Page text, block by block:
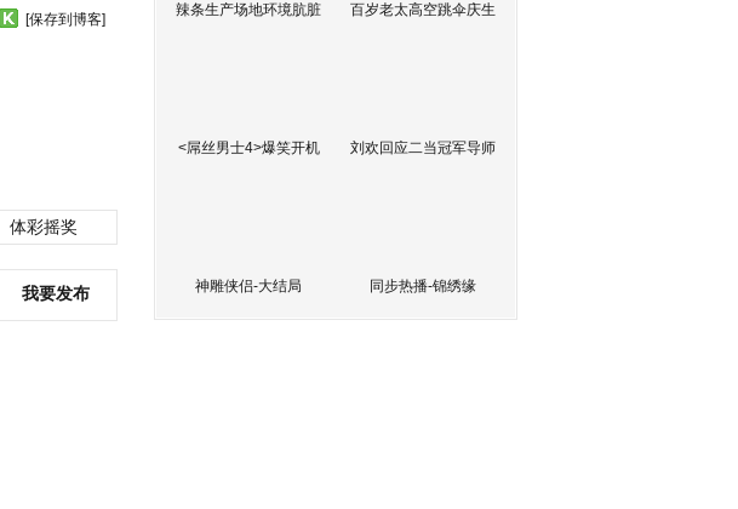
[保存到博客]
体彩摇奖
我要发布
辣条生产场地环境肮脏 百岁老太高空跳伞庆生
<屌丝男士4>爆笑开机 刘欢回应二当冠军导师
神雕侠侣-大结局 同步热播-锦绣缘